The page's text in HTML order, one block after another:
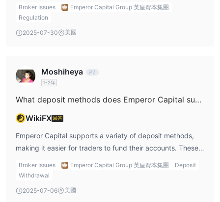
trust and safety for traders, as the SFC enforces strict
standards on brokers operating in Hong Kong. However,
your personal trading needs. The lack of a demo account
out or who prefer more straightforward fee structures.
Additionally, the absence of Islamic accounts may be a
concern for traders who need to comply with Islamic
finance principles. Despite these limitations, Emperor
Capital’s regulatory oversight and broad range of financial
products make it a viable option for many traders. If you
are an experienced trader who is comfortable with
navigating complex fees and trading on a platform that
does not offer a demo account, Emperor Capital could be
a solid choice. Overall, while there are some factors to
Broker Issues
Emperor Capital Group 英皇資本集團
Regulation
2025-07-30 美國
Moshiheya
1-2年
What deposit methods does Emperor Capital support?
WikiFX 回答
Emperor Capital supports a variety of deposit methods,
making it easier for traders to fund their accounts. These
include eDDA (Instant Deposit), FPS (Faster Payment
System), and bank transfers (ATM/Online). Additionally,
eDDA and FPS allow for almost instant deposits, bank
Broker Issues Emperor Capital Group 英皇資本集團
Deposit
Withdrawal
2025-07-06 美國